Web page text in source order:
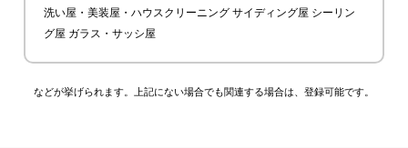
洗い屋・美装屋・ハウスクリーニング サイディング屋 シーリン
グ屋 ガラス・サッシ屋
などが挙げられます。上記にない場合でも関連する場合は、登録可能です。